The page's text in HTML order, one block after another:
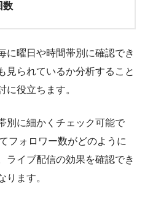
数
に曜日や時間帯別に確認でき
見られているか分析すること
に役立ちます。
別に細かくチェック可能で
フォロワー数がどのように
ライブ配信の効果を確認でき
ります。